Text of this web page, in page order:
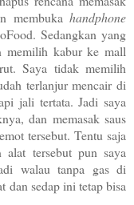
membukahandphone
Sedangkan yang
memilih kabur ke mall
Saya tidak memilih
terlanjur mencair di
jali tertata. Jadi saya
dan memasak saus
tersebut. Tentu saja
tersebut pun saya
walau tanpa gas di
dan sedap ini tetap bisa